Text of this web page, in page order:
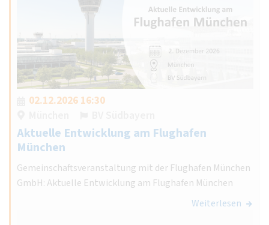
02.12.2026 16:30
Aktuelle Entwicklung am Flughafen
München
Gemeinschaftsveranstaltung mit der Flughafen München
GmbH: Aktuelle Entwicklung am Flughafen München
Weiterlesen